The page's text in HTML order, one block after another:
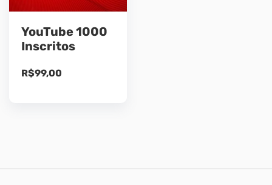
YouTube 1000
Inscritos
R$99,00